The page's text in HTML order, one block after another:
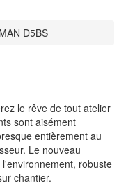
D5BS
le rêve de tout atelier
sont aisément
entièrement au
Le nouveau
robuste
chantier.